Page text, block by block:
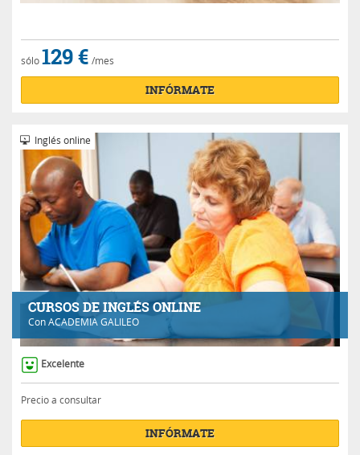
sólo129 € /mes
INFÓRMATE
CURSOS DE INGLÉS ONLINE
ConACADEMIA GALILEO
Inglés online
Excelente
Precio a consultar
INFÓRMATE